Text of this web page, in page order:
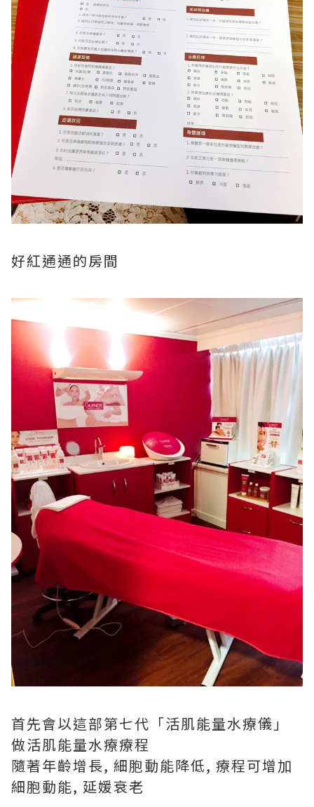
好紅通通的房間
首先會以這部第七代「活肌能量水療儀」
做活肌能量水療療程
隨著年齡增長, 細胞動能降低, 療程可增加
細胞動能, 延媛衰老